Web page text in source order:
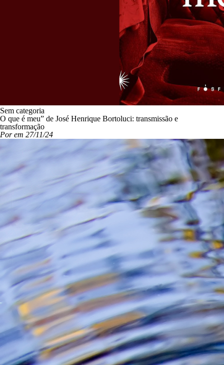
Sem categoria
O que é meu” de José Henrique Bortoluci: transmissão e
transformação
Por em 27/11/24